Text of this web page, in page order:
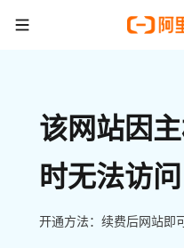
该网站因
时无法访问
开通方法：续费后网站即